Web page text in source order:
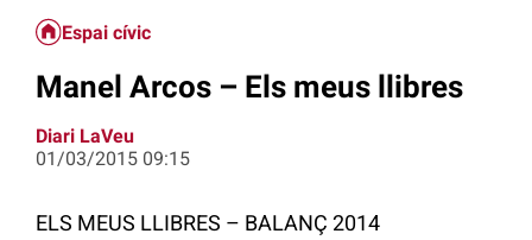
Espai cívic
Manel Arcos – Els meus llibres
Diari LaVeu
01/03/2015 09:15
ELS MEUS LLIBRES – BALANÇ 2014